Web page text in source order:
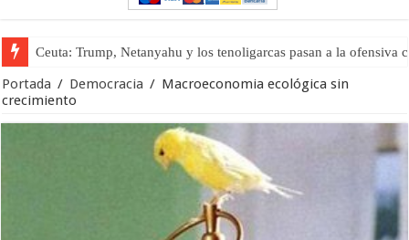
Ceuta: Trump, Netanyahu y los tenoligarcas pasan a la ofensiva
La masificación turística (tercera parte)
Portada / Democracia / Macroeconomia ecológica sin
crecimiento